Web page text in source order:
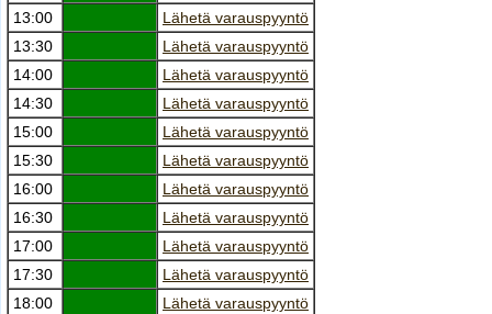
13:00
Lähetä varauspyyntö
13:30
Lähetä varauspyyntö
14:00
Lähetä varauspyyntö
14:30
Lähetä varauspyyntö
15:00
Lähetä varauspyyntö
15:30
Lähetä varauspyyntö
16:00
Lähetä varauspyyntö
16:30
Lähetä varauspyyntö
17:00
Lähetä varauspyyntö
17:30
Lähetä varauspyyntö
18:00
Lähetä varauspyyntö